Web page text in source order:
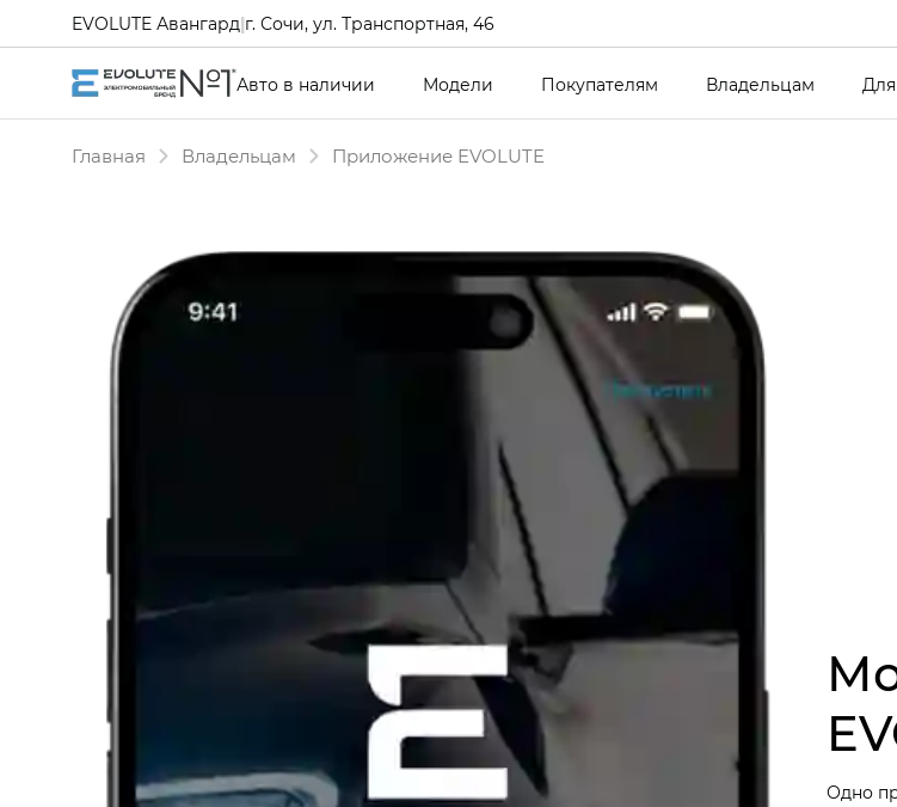
EVOLUTE Авангард|г. Сочи, ул. Транспортная, 46
Авто в наличии Модели Покупателям Владельцам
Главная Владельцам Приложение EVOLUTE
Одно